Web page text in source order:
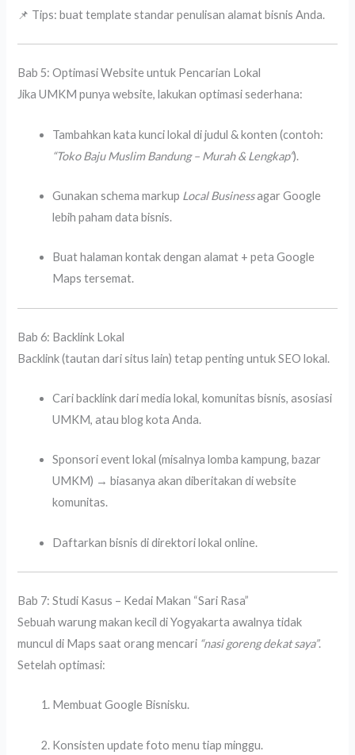
📌 Tips: buat template standar penulisan alamat bisnis Anda.
Bab 5: Optimasi Website untuk Pencarian Lokal
Jika UMKM punya website, lakukan optimasi sederhana:
Tambahkan kata kunci lokal di judul & konten (contoh:
“Toko Baju Muslim Bandung – Murah & Lengkap”).
Gunakan schema markup Local Businessagar Google
lebih paham data bisnis.
Buat halaman kontak dengan alamat + peta Google
Maps tersemat.
Bab 6: Backlink Lokal
Backlink (tautan dari situs lain) tetap penting untuk SEO lokal.
Cari backlink dari media lokal, komunitas bisnis, asosiasi
UMKM, atau blog kota Anda.
Sponsori event lokal (misalnya lomba kampung, bazar
UMKM) → biasanya akan diberitakan di website
komunitas.
Daftarkan bisnis di direktori lokal online.
Bab 7: Studi Kasus – Kedai Makan “Sari Rasa”
Sebuah warung makan kecil di Yogyakarta awalnya tidak
muncul di Maps saat orang mencari “nasi goreng dekat saya”.
Setelah optimasi:
Membuat Google Bisnisku.
Konsisten update foto menu tiap minggu.